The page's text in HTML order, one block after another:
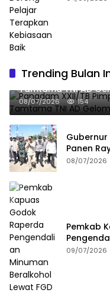
Trending Bulan
Pangdam XXII/TB
Tamtama TNI AD
08/07/2026 154
Panen
08/07/2026
Pemkab
FGD
09/07/2026